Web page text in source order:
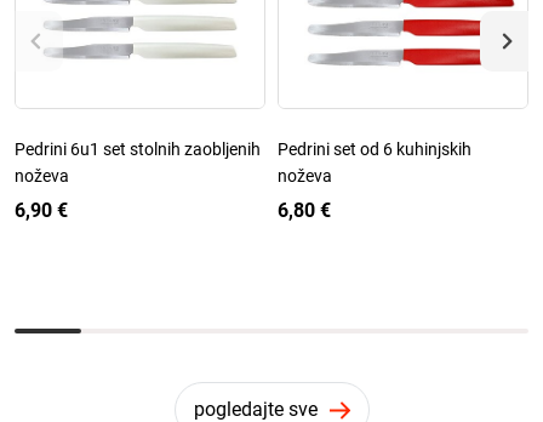
Pedrini 6u1 set stolnih zaobljenih
noževa
6,90 €
Pedrini set od 6 kuhinjskih
noževa
6,80 €
pogledajte sve